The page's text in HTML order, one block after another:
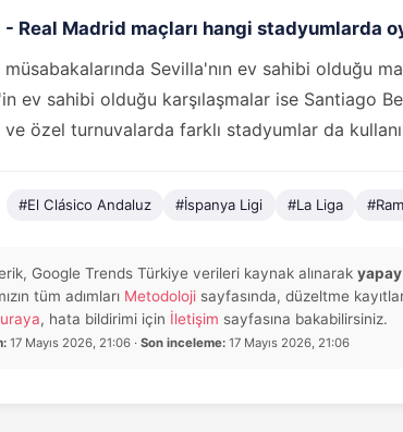
Real Madrid maçları hangi stadyumlarda
müsabakalarında Sevilla'nın ev sahibi olduğu
ev sahibi olduğu karşılaşmalar ise Santiago
ve özel turnuvalarda farklı stadyumlar da
#El Clásico Andaluz #İspanya Ligi #La Liga
Google Trends Türkiye verileri kaynak alınarak
tüm adımları Metodolojisayfasında, düzeltme
, hata bildirimi için İletişim sayfasına bakabilirsiniz.
17 Mayıs 2026, 21:06 · Son inceleme:17 Mayıs 2026, 21:06